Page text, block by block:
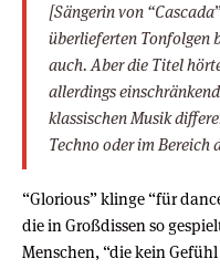
[Sängerin von
überlieferten Tonfolgen
auch. Aber die Titel
allerdings
klassischen Musik
Techno oder im Bereich
“Glorious” klinge “für
die in Großdissen so
Menschen, “die kein